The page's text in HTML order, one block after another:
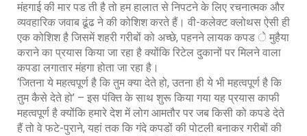
मंहगाई की मार पड ती है तो हम हालात से निपटने के लिए रचनात्मक और
व्यवहारिक जवाब ढूंढ ने की कोशिश करते हैं। वी-कलेक्ट क्लोथस ऐसी ही
एक कोशिश है जिसमें शहरी गरीबों को अच्छे, पहनने लायक कपड े मुहैया
कराने का प्रयास किया जा रहा है क्योंकि रिटेल दुकानों पर मिलने वाला
कपडा लगातार मंहगा होता जा रहा है।
‘जितना ये महत्वपूर्ण है कि तुम क्या देते हो, उतना ही ये भी महत्वपूर्ण है कि
तुम कैसे देते हो’ – इस पंक्ति के साथ शुरू किया गया यह प्रयास काफी
महत्वपूर्ण है क्योंकि हमारे देश में लोग आमतौर पर जब किसी को कपडे देते
हैं तो वे फटे-पुराने, यहां तक कि गंदे कपडों की पोटली बनाकर गरीबों की